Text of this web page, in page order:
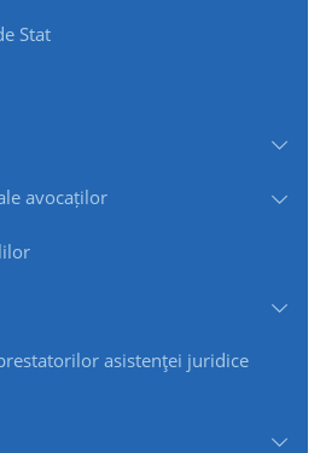
Stat
avocaților
asistenţei juridice